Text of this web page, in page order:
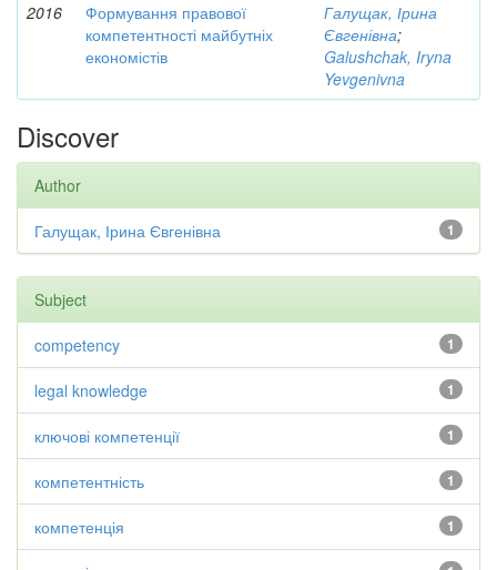
2016
Формування правової
компетентності майбутніх
економістів
Галущак, Ірина
Євгенівна;
Galushchak, Iryna
Yevgenivna
Discover
Author
1
Галущак, Ірина Євгенівна
Subject
1
competency
1
legal knowledge
1
ключові компетенції
1
компетентність
1
компетенція